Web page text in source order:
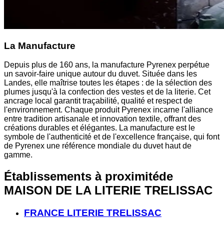
La Manufacture
Depuis plus de 160 ans, la manufacture Pyrenex perpétue
un savoir-faire unique autour du duvet. Située dans les
Landes, elle maîtrise toutes les étapes : de la sélection des
plumes jusqu'à la confection des vestes et de la literie. Cet
ancrage local garantit traçabilité, qualité et respect de
l'environnement. Chaque produit Pyrenex incarne l'alliance
entre tradition artisanale et innovation textile, offrant des
créations durables et élégantes. La manufacture est le
symbole de l'authenticité et de l'excellence française, qui font
de Pyrenex une référence mondiale du duvet haut de
gamme.
Établissements à proximitéde
MAISON DE LA LITERIE TRELISSAC
FRANCE LITERIE TRELISSAC